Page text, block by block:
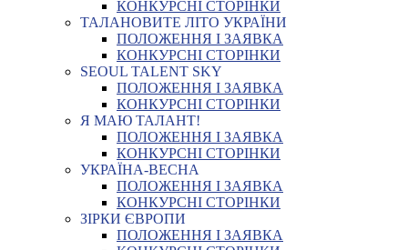
КОНКУРСНІ СТОРІНКИ
ТАЛАНОВИТЕ ЛІТО УКРАЇНИ
ПОЛОЖЕННЯ І ЗАЯВКА
КОНКУРСНІ СТОРІНКИ
SEOUL TALENT SKY
ПОЛОЖЕННЯ І ЗАЯВКА
КОНКУРСНІ СТОРІНКИ
Я МАЮ ТАЛАНТ!
ПОЛОЖЕННЯ І ЗАЯВКА
КОНКУРСНІ СТОРІНКИ
УКРАЇНА-ВЕСНА
ПОЛОЖЕННЯ І ЗАЯВКА
КОНКУРСНІ СТОРІНКИ
ЗІРКИ ЄВРОПИ
ПОЛОЖЕННЯ І ЗАЯВКА